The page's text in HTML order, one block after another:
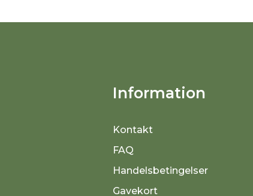
Information
Kontakt
FAQ
Handelsbetingelser
Gavekort